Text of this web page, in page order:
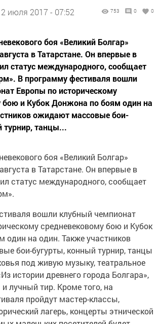
июля 2017 - 07:52 753 0 0
боя «Великий Болгар»
в Татарстане. Он впервые в
статус международного, сообщает
В программу фестиваля вошли
Европы по историческому
бою и Кубок Донжона по боям один на
ожидают массовые бои-
турнир, танцы...
боя «Великий Болгар»
в Татарстане. Он впервые в
статус международного, сообщает
вошли клубный чемпионат
средневековому бою и Кубок
один на один. Также участников
бои-бугурты, конный турнир, танцы
под живую музыку, театральное
истории древнего города Болгара»,
лучный тир. Кроме того, на
пройдут мастер-классы,
лагерь, концерты этнической